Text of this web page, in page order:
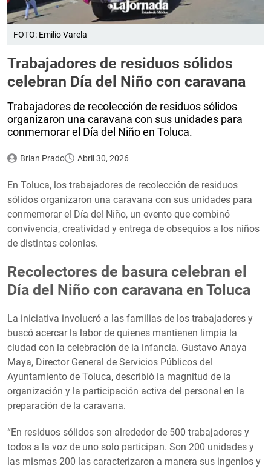
FOTO: Emilio Varela
Trabajadores de residuos sólidos
celebran Día del Niño con caravana
Trabajadores de recolección de residuos sólidos
organizaron una caravana con sus unidades para
conmemorar el Día del Niño en Toluca.
Brian Prado Abril 30, 2026
En Toluca, los trabajadores de recolección de residuos
sólidos organizaron una caravana con sus unidades para
conmemorar el Día del Niño, un evento que combinó
convivencia, creatividad y entrega de obsequios a los niños
de distintas colonias.
Recolectores de basura celebran el
Día del Niño con caravana en Toluca
La iniciativa involucró a las familias de los trabajadores y
buscó acercar la labor de quienes mantienen limpia la
ciudad con la celebración de la infancia. Gustavo Anaya
Maya, Director General de Servicios Públicos del
Ayuntamiento de Toluca, describió la magnitud de la
organización y la participación activa del personal en la
preparación de la caravana.
“En residuos sólidos son alrededor de 500 trabajadores y
todos a la voz de uno solo participan. Son 200 unidades y
las mismas 200 las caracterizaron a manera sus ingenios y